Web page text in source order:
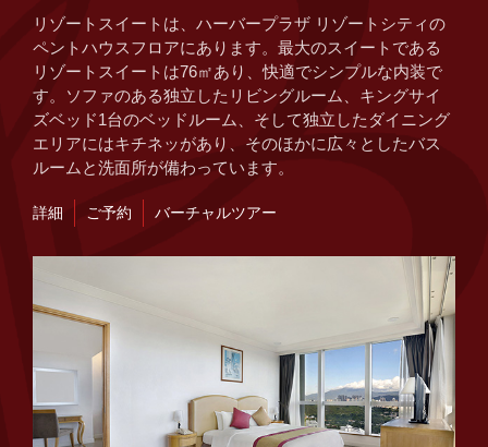
リゾートスイートは、ハーバープラザ リゾートシティの
ペントハウスフロアにあります。最大のスイートである
リゾートスイートは76㎡あり、快適でシンプルな内装で
す。ソファのある独立したリビングルーム、キングサイ
ズベッド1台のベッドルーム、そして独立したダイニング
エリアにはキチネッがあり、そのほかに広々としたバス
ルームと洗面所が備わっています。
詳細 ご予約 バーチャルツアー